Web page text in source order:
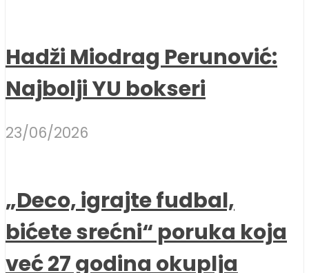
Hadži Miodrag Perunović:
Najbolji YU bokseri
23/06/2026
„Deco, igrajte fudbal,
bićete srećni“ poruka koja
već 27 godina okuplja